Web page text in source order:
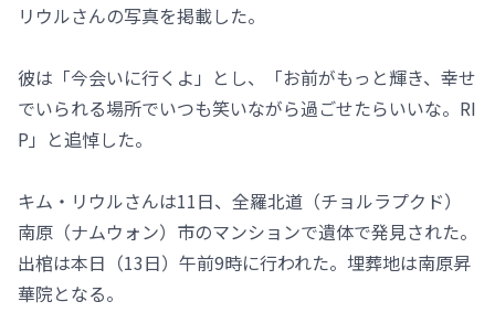
リウルさんの写真を掲載した。
彼は「今会いに行くよ」とし、「お前がもっと輝き、幸せ
でいられる場所でいつも笑いながら過ごせたらいいな。RI
P」と追悼した。
キム・リウルさんは11日、全羅北道（チョルラプクド）
南原（ナムウォン）市のマンションで遺体で発見された。
出棺は本日（13日）午前9時に行われた。埋葬地は南原昇
華院となる。